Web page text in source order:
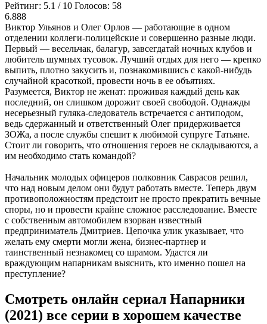
Рейтинг: 5.1 / 10 Голосов: 58
6.888
Виктор Ульянов и Олег Орлов — работающие в одном
отделении коллеги-полицейские и совершенно разные люди.
Первый — весельчак, балагур, завсегдатай ночных клубов и
любитель шумных тусовок. Лучший отдых для него — крепко
выпить, плотно закусить и, познакомившись с какой-нибудь
случайной красоткой, провести ночь в ее объятиях.
Разумеется, Виктор не женат: проживая каждый день как
последний, он слишком дорожит своей свободой. Однажды
несерьезный гуляка-следователь встречается с антиподом,
ведь сдержанный и ответственный Олег придерживается
ЗОЖа, а после службы спешит к любимой супруге Татьяне.
Стоит ли говорить, что отношения героев не складываются, а
им необходимо стать командой?
Начальник молодых офицеров полковник Саврасов решил,
что над новым делом они будут работать вместе. Теперь двум
противоположностям предстоит не просто прекратить вечные
споры, но и провести крайне сложное расследование. Вместе
с собственным автомобилем взорван известный
предприниматель Дмитриев. Цепочка улик указывает, что
желать ему смерти могли жена, бизнес-партнер и
таинственный незнакомец со шрамом. Удастся ли
враждующим напарникам выяснить, кто именно пошел на
преступление?
Смотреть онлайн сериал Напарники
(2021) все серии в хорошем качестве